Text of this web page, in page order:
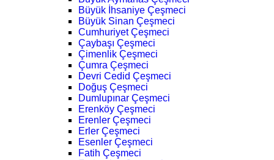
Büyük İhsaniye Çeşmeci
Büyük Sinan Çeşmeci
Cumhuriyet Çeşmeci
Çaybaşı Çeşmeci
Çimenlik Çeşmeci
Çumra Çeşmeci
Devri Cedid Çeşmeci
Doğuş Çeşmeci
Dumlupınar Çeşmeci
Erenköy Çeşmeci
Erenler Çeşmeci
Erler Çeşmeci
Esenler Çeşmeci
Fatih Çeşmeci